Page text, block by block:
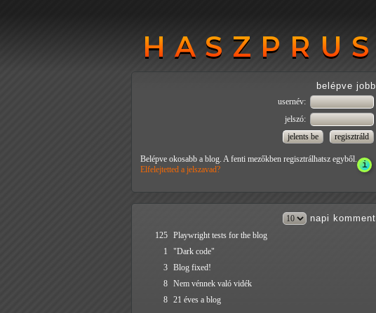
HASZPRUS
HASZPRUS
belépve jobb
usernév:
jelszó:
Belépve okosabb a blog. A fenti mezőkben regisztrálhatsz egyből.
Elfelejtetted a jelszavad?
napi komment
125 Playwright tests for the blog
1
"Dark code"
3 Blog fixed!
8 Nem vénnek való vidék
8 21 éves a blog